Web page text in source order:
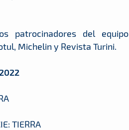
patrocinadores del equipo
Michelin y Revista Turini.
TIERRA